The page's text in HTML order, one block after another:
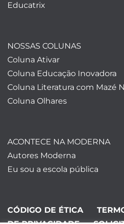
Educatrix
NOSSAS COLUNAS
Coluna Ativar
Coluna Educação Inovadora
Coluna Literatura com Mazé
Coluna Olhares
ACONTECE NA MODERNA
Autores Moderna
Eu sou a escola pública
CÓDIGO DE ÉTICA